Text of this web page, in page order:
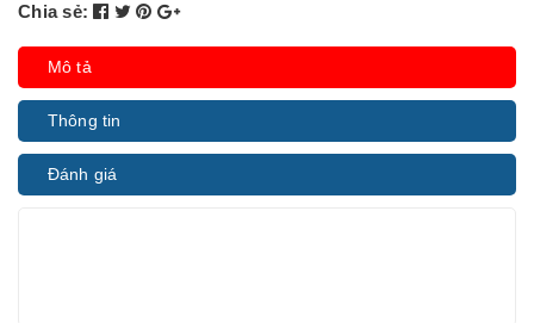
Chia sẻ:
Mô tả
Thông tin
Đánh giá